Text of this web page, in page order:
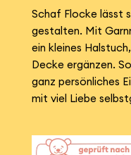
Schaf Flocke lässt
gestalten. Mit
ein kleines
Decke ergänzen.
ganz persönliches
mit viel Liebe